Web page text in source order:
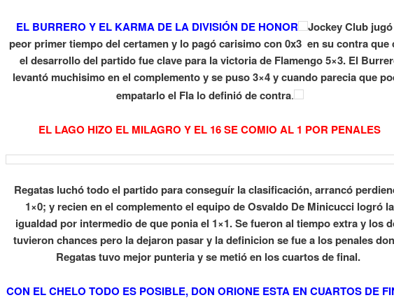
EL BURRERO Y EL KARMA DE LA DIVISIÓN DE HONOR
Jockey Club
peor primer tiempo del certamen y lo pagó carisimo con 0x3 en su contra que
el desarrollo del partido fue clave para la victoria de Flamengo 5×3. El
levantó muchisimo en el complemento y se puso 3×4 y cuando parecia que
empatarlo el Fla lo definió de contra.
EL LAGO HIZO EL MILAGRO Y EL 16 SE COMIO AL 1 POR PENALES
Regatas luchó todo el partido para conseguír la clasificación, arrancó
1×0; y recien en el complemento el equipo de Osvaldo De Minicucci logró la
igualdad por intermedio de que ponia el 1×1. Se fueron al tiempo extra y los
tuvieron chances pero la dejaron pasar y la definicion se fue a los penales
Regatas tuvo mejor punteria y se metió en los cuartos de final.
CON EL CHELO TODO ES POSIBLE, DON ORIONE ESTA EN CUARTOS DE